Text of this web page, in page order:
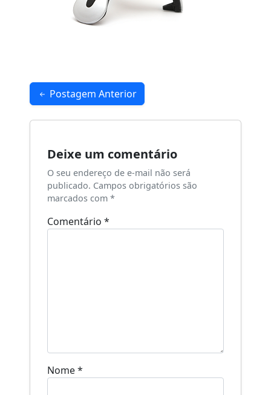
Navegação
de
Post
Postagem Anterior
Deixe um comentário
O seu endereço de e-mail não será
publicado. Campos obrigatórios são
marcados com*
Comentário*
Nome*